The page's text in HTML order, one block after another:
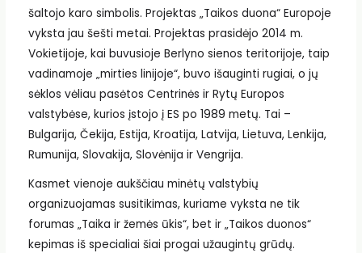
šaltojo karo simbolis. Projektas „Taikos duona“ Europoje
vyksta jau šešti metai. Projektas prasidėjo 2014 m.
Vokietijoje, kai buvusioje Berlyno sienos teritorijoje, taip
vadinamoje „mirties linijoje“, buvo išauginti rugiai, o jų
sėklos vėliau pasėtos Centrinės ir Rytų Europos
valstybėse, kurios įstojo į ES po 1989 metų. Tai –
Bulgarija, Čekija, Estija, Kroatija, Latvija, Lietuva, Lenkija,
Rumunija, Slovakija, Slovėnija ir Vengrija.
Kasmet vienoje aukščiau minėtų valstybių
organizuojamas susitikimas, kuriame vyksta ne tik
forumas „Taika ir žemės ūkis“, bet ir „Taikos duonos“
kepimas iš specialiai šiai progai užaugintų grūdų.